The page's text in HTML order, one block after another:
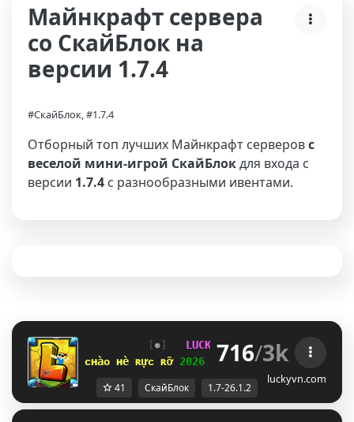
Майнкрафт сервера
со СкайБлок на
версии 1.7.4
#СкайБлок, #1.7.4
Отборный топ лучших Майнкрафт серверовс
веселой мини-игрой СкайБлокдля входа с
версии 1.7.4 с разнообразными ивентами.
[✵] LUCKYVN NETWORK ]H
ᴄʜàᴏ ʜè ʀựᴄ ʀỡ 2026 ⋆ open ꜱᴋʏʙʟᴏᴄᴋ ᴇʀᴀ
716/3k
luckyvn.com
41 СкайБлок 1.7-26.1.2